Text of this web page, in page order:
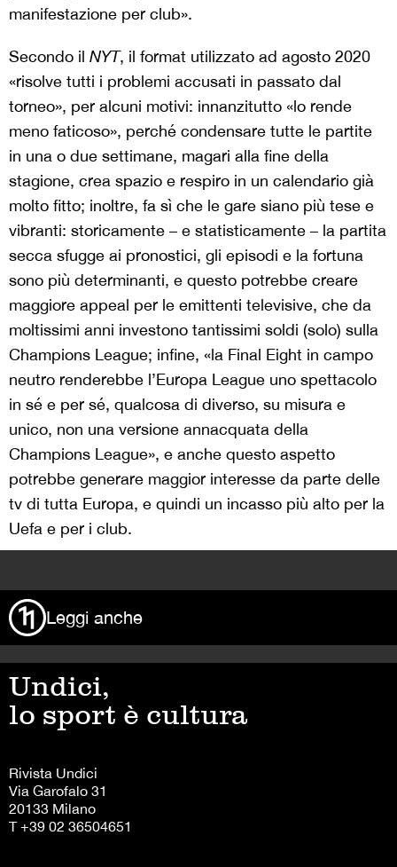
manifestazione per club».
Secondo il NYT, il format utilizzato ad agosto 2020
«risolve tutti i problemi accusati in passato dal
torneo», per alcuni motivi: innanzitutto «lo rende
meno faticoso», perché condensare tutte le partite
in una o due settimane, magari alla fine della
stagione, crea spazio e respiro in un calendario già
molto fitto; inoltre, fa sì che le gare siano più tese e
vibranti: storicamente – e statisticamente – la partita
secca sfugge ai pronostici, gli episodi e la fortuna
sono più determinanti, e questo potrebbe creare
maggiore appeal per le emittenti televisive, che da
moltissimi anni investono tantissimi soldi (solo) sulla
Champions League; infine, «la Final Eight in campo
neutro renderebbe l’Europa League uno spettacolo
in sé e per sé, qualcosa di diverso, su misura e
unico, non una versione annacquata della
Champions League», e anche questo aspetto
potrebbe generare maggior interesse da parte delle
tv di tutta Europa, e quindi un incasso più alto per la
Uefa e per i club.
Leggi anche
Undici,
lo sport è cultura
Rivista Undici
Via Garofalo 31
20133 Milano
T +39 02 36504651